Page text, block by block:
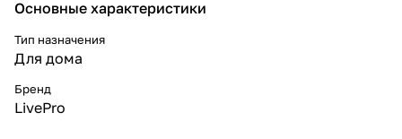
Основные xарактеристики
Тип назначения
Для дома
Бренд
LivePro